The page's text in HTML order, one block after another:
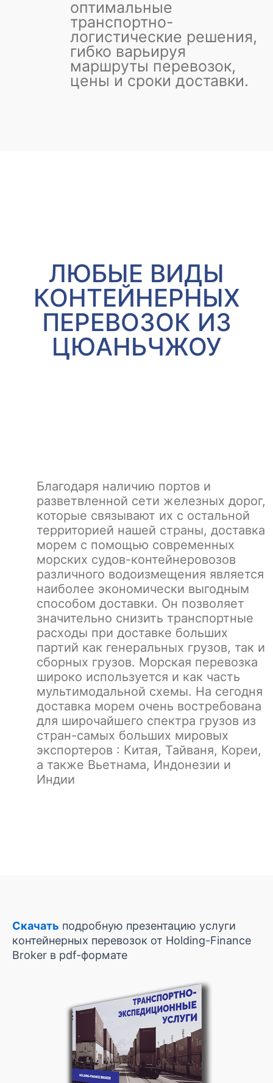
оптимальные
транспортно-
логистические решения,
гибко варьируя
маршруты перевозок,
цены и сроки доставки.
ЛЮБЫЕ ВИДЫ
КОНТЕЙНЕРНЫХ
ПЕРЕВОЗОК ИЗ
ЦЮАНЬЧЖОУ
Благодаря наличию портов и
разветвленной сети железных дорог,
которые связывают их с остальной
территорией нашей страны, доставка
морем с помощью современных
морских судов-контейнеровозов
различного водоизмещения является
наиболее экономически выгодным
способом доставки. Он позволяет
значительно снизить транспортные
расходы при доставке больших
партий как генеральных грузов, так и
сборных грузов. Морская перевозка
широко используется и как часть
мультимодальной схемы. На сегодня
доставка морем очень востребована
для широчайшего спектра грузов из
стран-самых больших мировых
экспортеров : Китая, Тайваня, Кореи,
а также Вьетнама, Индонезии и
Индии
Скачать подробную презентацию услуги
контейнерных перевозок от Holding-Finance
Broker в pdf-формате